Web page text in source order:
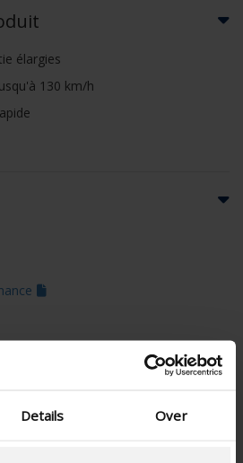
Details Over
élargies
130 km/h